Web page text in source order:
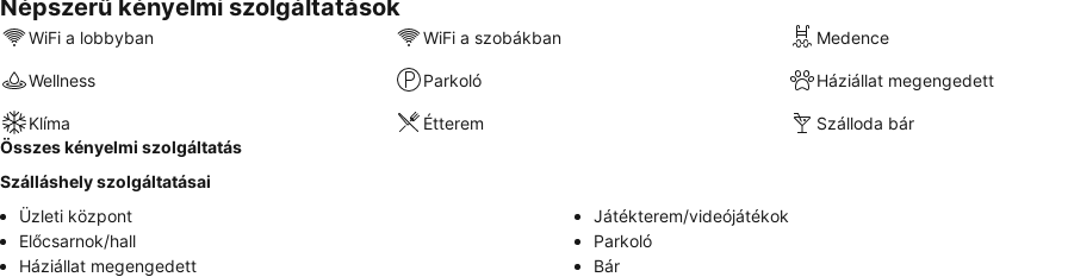
Népszerű kényelmi szolgáltatások
WiFi a lobbyban WiFi a szobákban Medence
Wellness Parkoló Háziállat megengedett
Klíma Étterem
Szálloda bár
Összes kényelmi szolgáltatás
Szálláshely szolgáltatásai
Üzleti központ
Játékterem/videójátékok
Előcsarnok/hall
Parkoló
Háziállat megengedett
Bár